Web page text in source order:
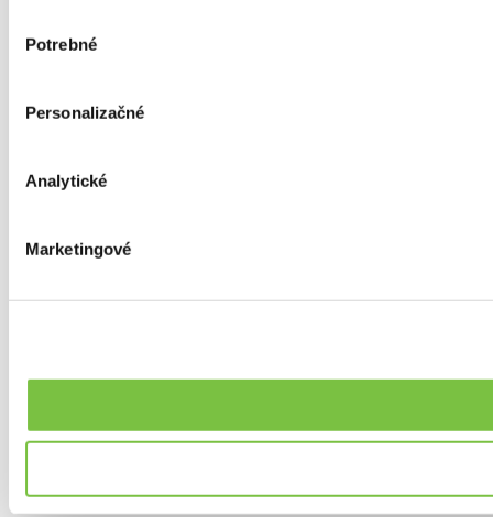
súhlasu
Potrebné
Personalizačné
Analytické
Marketingové